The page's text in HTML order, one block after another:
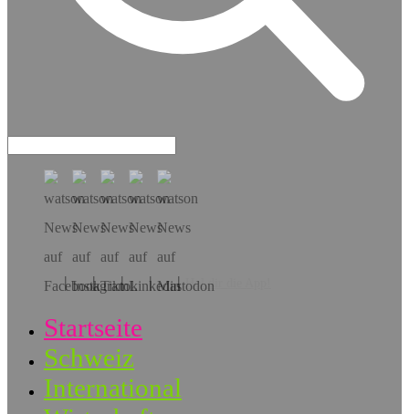
Hol dir die App!
Startseite
Schweiz
International